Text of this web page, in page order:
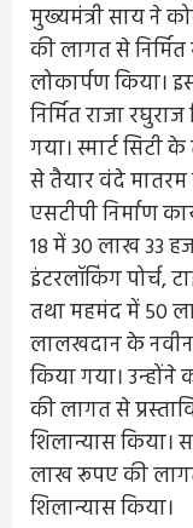
मुख्यमंत्री साय ने
की लागत से
लोकार्पण किया।
निर्मित राजा
गया। स्मार्ट
से तैयार वंदे मातरम
एसटीपी निर्माण
18 में 30 लाख 33
इंटरलॉकिंग पोर्च,
तथा महमंद में 50
लालखदान के नवीन
किया गया।
की लागत से
शिलान्यास किया।
लाख रूपए की लागत
शिलान्यास किया।